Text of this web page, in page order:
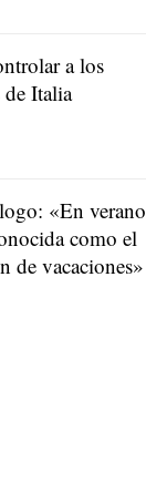
a los
de Italia
«En verano
como el
de vacaciones»